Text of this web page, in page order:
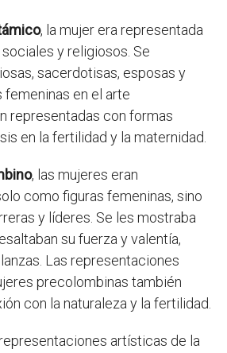
, la mujer era representada
y religiosos. Se
sacerdotisas, esposas y
femeninas en el arte
representadas con formas
en la fertilidad y la maternidad.
, las mujeres eran
como figuras femeninas, sino
y líderes. Se les mostraba
su fuerza y valentía,
Las representaciones
precolombinas también
con la naturaleza y la fertilidad.
artísticas de la